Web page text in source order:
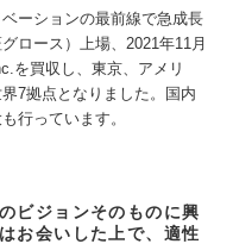
ーションの最前線で急成長
ロース）上場、2021年11月
を買収し、東京、アメリ
7拠点となりました。国内
行っています。
ビジョンそのものに興
お会いした上で、適性